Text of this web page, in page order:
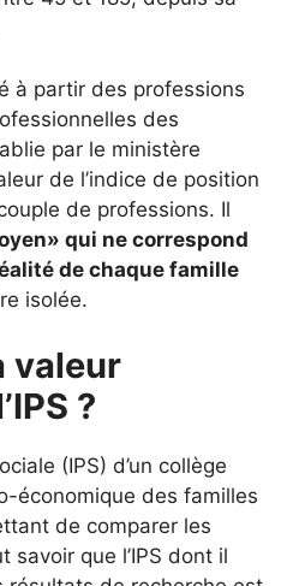
à partir des professions
des
par le ministère
de l’indice de position
de professions. Il
qui ne correspond
de chaque famille
isolée.
valeur
?
(IPS) d’un collège
économique des familles
de comparer les
savoir que l’IPS dont il